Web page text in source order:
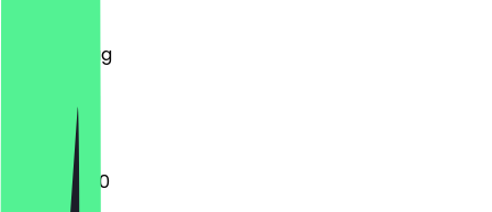
Donnerstag
Samstag
Sonntag
12:00 - 18:00